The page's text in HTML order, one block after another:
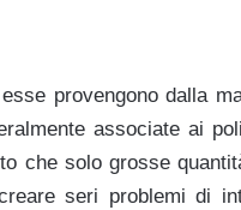
provengono dalla
associate ai
che solo grosse
seri problemi di